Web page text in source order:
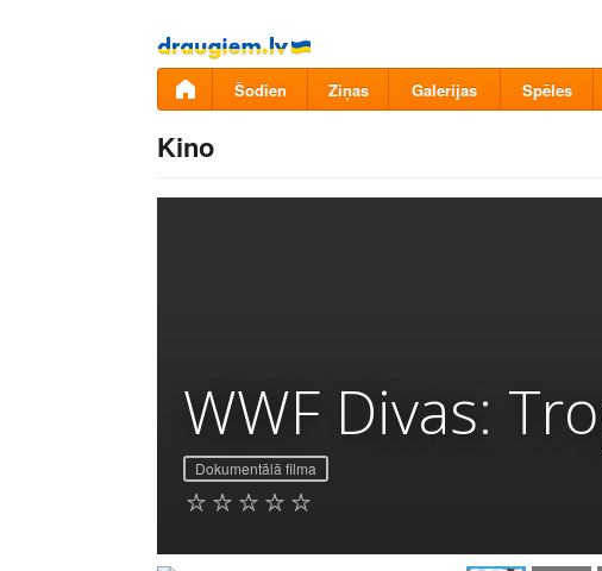
Pāriet
uz
saturu
Šodien Ziņas Galerijas Spēles
Kino
WWF Divas:
Dokumentālā filma